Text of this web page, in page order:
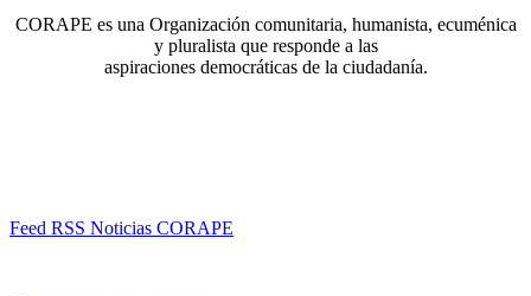
CORAPE es una Organización comunitaria, humanista, ecuménica
y pluralista que responde a las
aspiraciones democráticas de la ciudadanía.
Feed RSS Noticias CORAPE